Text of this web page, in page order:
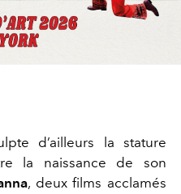
Video
d’ailleurs la stature
la naissance de son
, deux films acclamés